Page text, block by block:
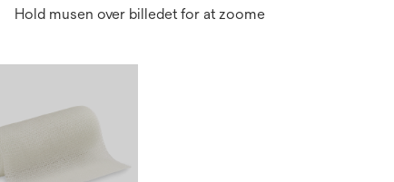
Hold musen over billedet for at zoome